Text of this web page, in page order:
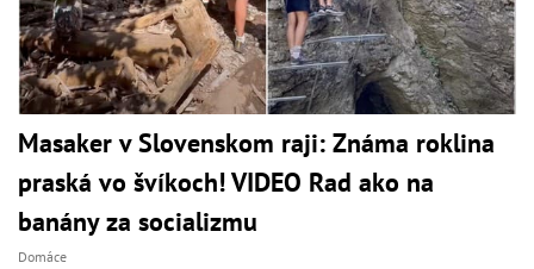
Masaker v Slovenskom raji: Známa roklina
praská vo švíkoch! VIDEO Rad ako na
banány za socializmu
Domáce